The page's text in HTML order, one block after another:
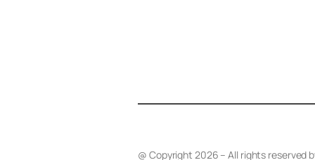
@ Copyright 2026 – All rights reserved